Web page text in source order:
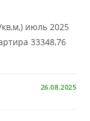
июль 2025
33348,76
26.08.2025